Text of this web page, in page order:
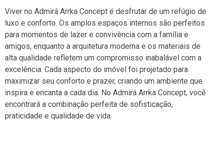
Viver no Admirá Arrka Concept é desfrutar de um refúgio de
luxo e conforto. Os amplos espaços internos são perfeitos
para momentos de lazer e convivência com a família e
amigos, enquanto a arquitetura moderna e os materiais de
alta qualidade refletem um compromisso inabalável com a
excelência. Cada aspecto do imóvel foi projetado para
maximizar seu conforto e prazer, criando um ambiente que
inspira e encanta a cada dia. No Admirá Arrka Concept, você
encontrará a combinação perfeita de sofisticação,
praticidade e qualidade de vida.